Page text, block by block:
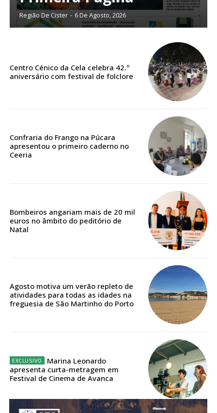
32€
Edição em papel entregue à Quinta-feira em sua
Acesso aos conteúdos Exclusivos para
Ofertas para assinatura anual
ASSINATURA
DIGITAL ANUAL
12 meses
Ofertas para assinatura anual
Região De Cister - 6 De Agosto, 2026
Centro Cénico da Cela celebra 42.º
aniversário com festival de folclore
Confraria do Frango na Púcara
apresentou o primeiro caderno no
Ceeria
Bombeiros angariam mais de 20 mil
euros no âmbito do peditório de
Natal
Agosto motiva um verão repleto de
atividades para todas as idades na
freguesia de São Martinho do Porto
Marina Leonardo
apresenta curta-metragem em
Festival de Cinema de Avanca